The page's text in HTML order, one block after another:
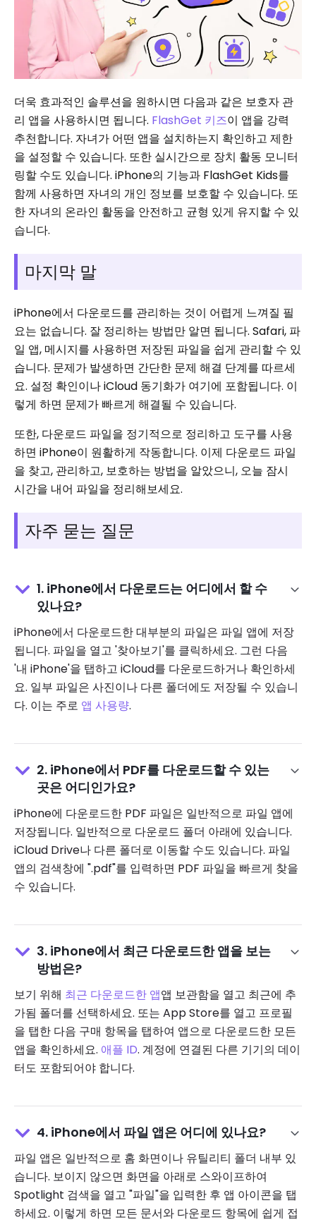
더욱 효과적인 솔루션을 원하시면 다음과 같은 보호자 관
리 앱을 사용하시면 됩니다. FlashGet 키즈이 앱을 강력
추천합니다. 자녀가 어떤 앱을 설치하는지 확인하고 제한
을 설정할 수 있습니다. 또한 실시간으로 장치 활동 모니터
링할 수도 있습니다. iPhone의 기능과 FlashGet Kids를
함께 사용하면 자녀의 개인 정보를 보호할 수 있습니다. 또
한 자녀의 온라인 활동을 안전하고 균형 있게 유지할 수 있
습니다.
마지막 말
iPhone에서 다운로드를 관리하는 것이 어렵게 느껴질 필
요는 없습니다. 잘 정리하는 방법만 알면 됩니다. Safari, 파
일 앱, 메시지를 사용하면 저장된 파일을 쉽게 관리할 수 있
습니다. 문제가 발생하면 간단한 문제 해결 단계를 따르세
요. 설정 확인이나 iCloud 동기화가 여기에 포함됩니다. 이
렇게 하면 문제가 빠르게 해결될 수 있습니다.
또한, 다운로드 파일을 정기적으로 정리하고 도구를 사용
하면 iPhone이 원활하게 작동합니다. 이제 다운로드 파일
을 찾고, 관리하고, 보호하는 방법을 알았으니, 오늘 잠시
시간을 내어 파일을 정리해보세요.
자주 묻는 질문
1. iPhone에서 다운로드는 어디에서 할 수
있나요?
iPhone에서 다운로드한 대부분의 파일은 파일 앱에 저장
됩니다. 파일을 열고 '찾아보기'를 클릭하세요. 그런 다음
'내 iPhone'을 탭하고 iCloud를 다운로드하거나 확인하세
요. 일부 파일은 사진이나 다른 폴더에도 저장될 수 있습니
다. 이는 주로 앱 사용량.
2. iPhone에서 PDF를 다운로드할 수 있는
곳은 어디인가요?
iPhone에 다운로드한 PDF 파일은 일반적으로 파일 앱에
저장됩니다. 일반적으로 다운로드 폴더 아래에 있습니다.
iCloud Drive나 다른 폴더로 이동할 수도 있습니다. 파일
앱의 검색창에 ".pdf"를 입력하면 PDF 파일을 빠르게 찾을
수 있습니다.
3. iPhone에서 최근 다운로드한 앱을 보는
방법은?
보기 위해 최근 다운로드한 앱앱 보관함을 열고 최근에 추
가됨 폴더를 선택하세요. 또는 App Store를 열고 프로필
을 탭한 다음 구매 항목을 탭하여 앱으로 다운로드한 모든
앱을 확인하세요. 애플 ID. 계정에 연결된 다른 기기의 데이
터도 포함되어야 합니다.
4. iPhone에서 파일 앱은 어디에 있나요?
파일 앱은 일반적으로 홈 화면이나 유틸리티 폴더 내부 있
습니다. 보이지 않으면 화면을 아래로 스와이프하여
Spotlight 검색을 열고 "파일"을 입력한 후 앱 아이콘을 탭
하세요. 이렇게 하면 모든 문서와 다운로드 항목에 쉽게 접